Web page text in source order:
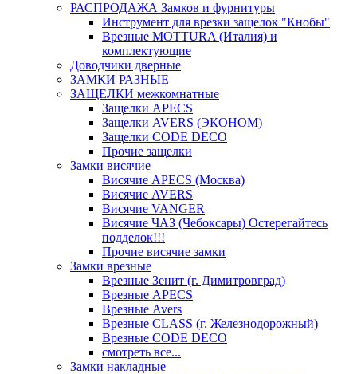
РАСПРОДАЖА Замков и фурнитуры
Инструмент для врезки защелок "Кнобы"
Врезные MOTTURA (Италия) и
комплектующие
Доводчики дверные
ЗАМКИ РАЗНЫЕ
ЗАЩЕЛКИ межкомнатные
Защелки APECS
Защелки AVERS (ЭКОНОМ)
Защелки CODE DECO
Прочие защелки
Замки висячие
Висячие APECS (Москва)
Висячие AVERS
Висячие VANGER
Висячие ЧАЗ (Чебоксары) Остерегайтесь
подделок!!!
Прочие висячие замки
Замки врезные
Врезные Зенит (г. Димитровград)
Врезные APECS
Врезные Avers
Врезные CLASS (г. Железнодорожный)
Врезные CODE DECO
смотреть все...
Замки накладные